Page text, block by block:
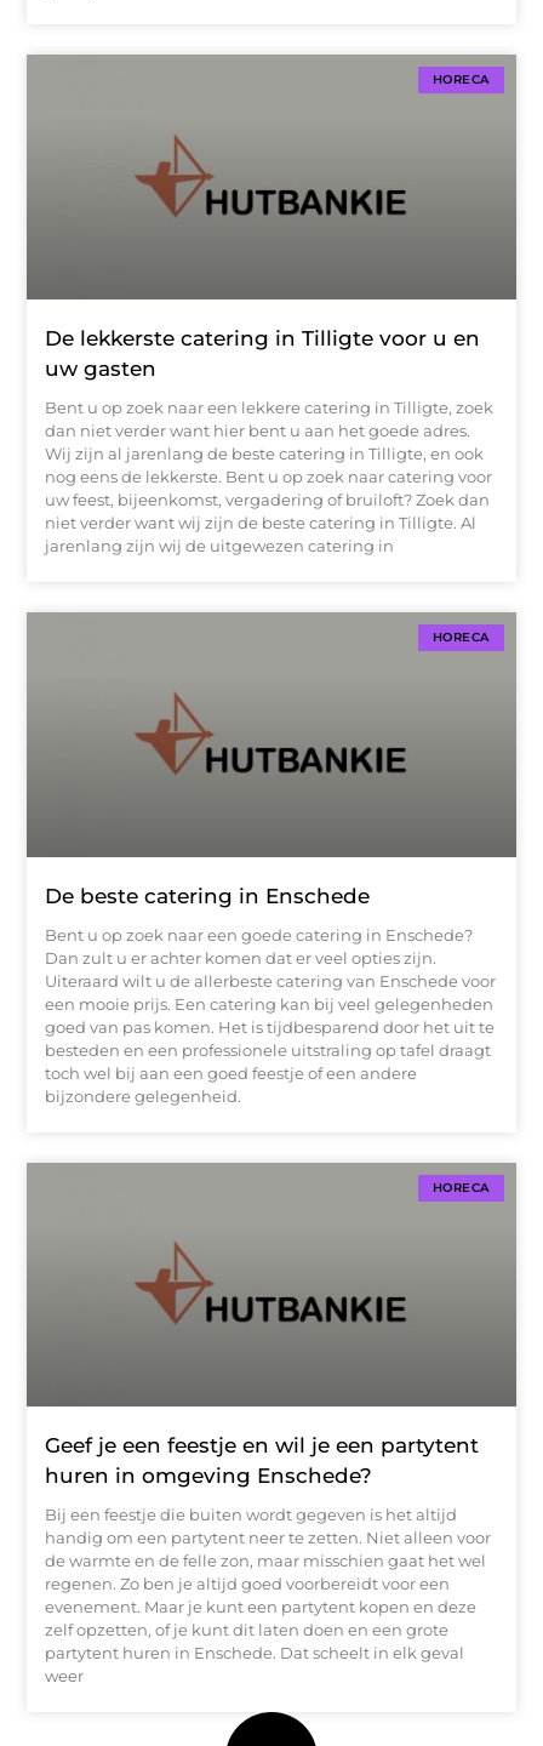
HORECA
De lekkerste catering in Tilligte voor u en
uw gasten
Bent u op zoek naar een lekkere catering in Tilligte, zoek
dan niet verder want hier bent u aan het goede adres.
Wij zijn al jarenlang de beste catering in Tilligte, en ook
nog eens de lekkerste. Bent u op zoek naar catering voor
uw feest, bijeenkomst, vergadering of bruiloft? Zoek dan
niet verder want wij zijn de beste catering in Tilligte. Al
jarenlang zijn wij de uitgewezen catering in
HORECA
De beste catering in Enschede
Bent u op zoek naar een goede catering in Enschede?
Dan zult u er achter komen dat er veel opties zijn.
Uiteraard wilt u de allerbeste catering van Enschede voor
een mooie prijs. Een catering kan bij veel gelegenheden
goed van pas komen. Het is tijdbesparend door het uit te
besteden en een professionele uitstraling op tafel draagt
toch wel bij aan een goed feestje of een andere
bijzondere gelegenheid.
HORECA
Geef je een feestje en wil je een partytent
huren in omgeving Enschede?
Bij een feestje die buiten wordt gegeven is het altijd
handig om een partytent neer te zetten. Niet alleen voor
de warmte en de felle zon, maar misschien gaat het wel
regenen. Zo ben je altijd goed voorbereidt voor een
evenement. Maar je kunt een partytent kopen en deze
zelf opzetten, of je kunt dit laten doen en een grote
partytent huren in Enschede. Dat scheelt in elk geval
weer